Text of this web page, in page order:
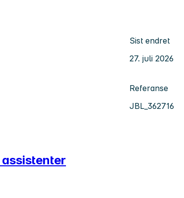
Sist endret
27. juli 2026
Referanse
JBL_362716